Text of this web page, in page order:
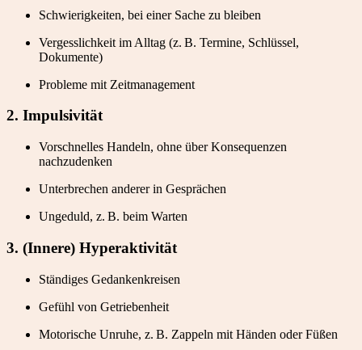
Schwierigkeiten, bei einer Sache zu bleiben
Vergesslichkeit im Alltag (z. B. Termine, Schlüssel,
Dokumente)
Probleme mit Zeitmanagement
2. Impulsivität
Vorschnelles Handeln, ohne über Konsequenzen
nachzudenken
Unterbrechen anderer in Gesprächen
Ungeduld, z. B. beim Warten
3. (Innere) Hyperaktivität
Ständiges Gedankenkreisen
Gefühl von Getriebenheit
Motorische Unruhe, z. B. Zappeln mit Händen oder Füßen